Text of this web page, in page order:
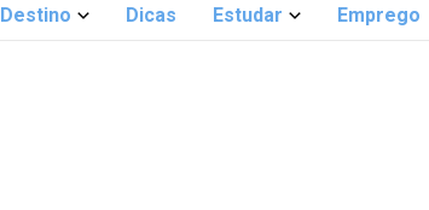
Destino Dicas Estudar Emprego